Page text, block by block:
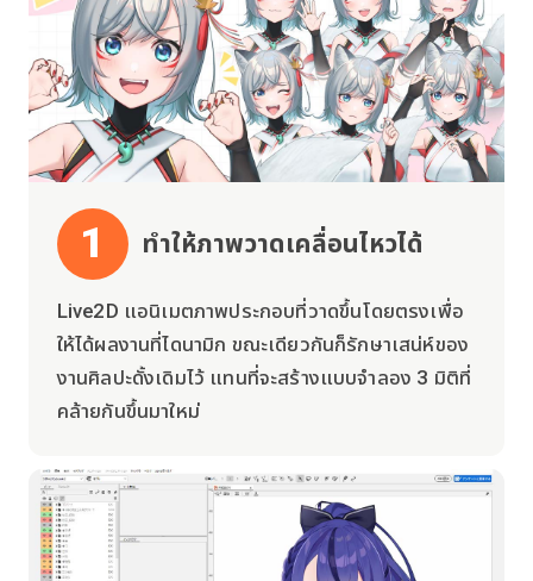
1 ทำให้ภาพวาดเคลื่อนไหวได้
Live2D แอนิเมตภาพประกอบที่วาดขึ้นโดยตรงเพื่อ
ให้ได้ผลงานที่ไดนามิก ขณะเดียวกันก็รักษาเสน่ห์ของ
งานศิลปะดั้งเดิมไว้ แทนที่จะสร้างแบบจำลอง 3 มิติที่
คล้ายกันขึ้นมาใหม่